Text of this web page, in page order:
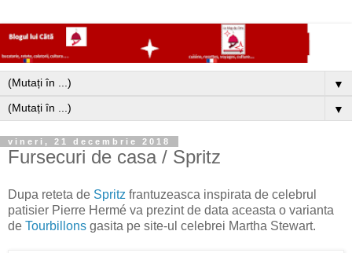
▼
▼
vineri, 21 decembrie 2018
Fursecuri de casa / Spritz
Dupa reteta de Spritz frantuzeasca inspirata de celebrul
patisier Pierre Hermé va prezint de data aceasta o varianta
de Tourbillons gasita pe site-ul celebrei Martha Stewart.